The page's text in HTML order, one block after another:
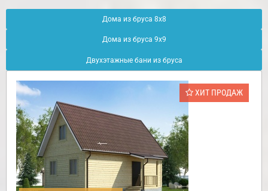
Дома из бруса 8х8
Дома из бруса 9х9
Двухэтажные бани из бруса
ХИТ ПРОДАЖ